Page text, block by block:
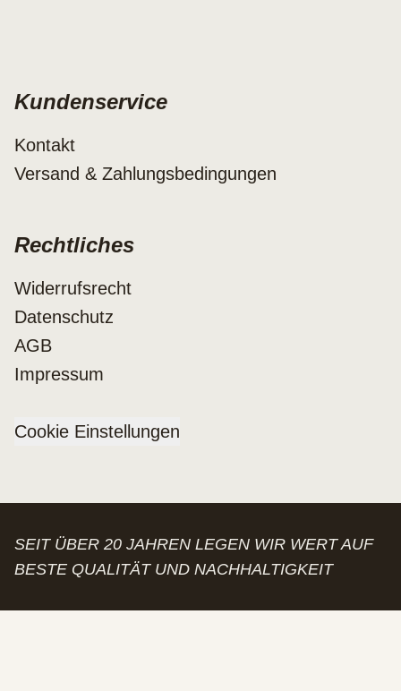
Kundenservice
Kontakt
Versand & Zahlungsbedingungen
Rechtliches
Widerrufsrecht
Datenschutz
AGB
Impressum
Cookie Einstellungen
SEIT ÜBER 20 JAHREN LEGEN WIR WERT AUF
BESTE QUALITÄT UND NACHHALTIGKEIT